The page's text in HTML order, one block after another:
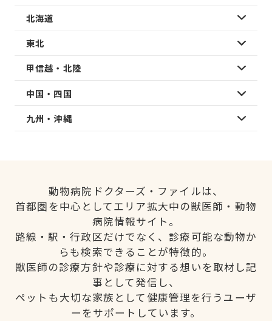
北海道
東北
甲信越・北陸
中国・四国
九州・沖縄
動物病院ドクターズ・ファイルは、
首都圏を中心としてエリア拡大中の獣医師・動物
病院情報サイト。
路線・駅・行政区だけでなく、診療可能な動物か
らも検索できることが特徴的。
獣医師の診療方針や診療に対する想いを取材し記
事として発信し、
ペットも大切な家族として健康管理を行うユーザ
ーをサポートしています。